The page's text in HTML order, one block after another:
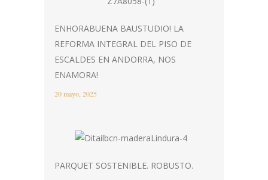
ENHORABUENA BAUSTUDIO! LA
REFORMA INTEGRAL DEL PISO DE
ESCALDES EN ANDORRA, NOS
ENAMORA!
20 mayo, 2025
PARQUET SOSTENIBLE. ROBUSTO.